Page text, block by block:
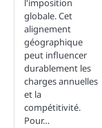
l'imposition
globale. Cet
alignement
géographique
peut influencer
durablement les
charges annuelles
et la
compétitivité.
Pour…